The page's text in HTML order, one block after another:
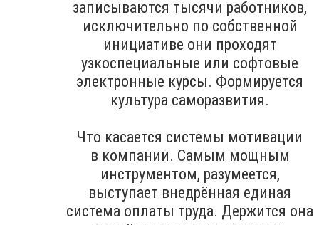
записываются тысячи работников,
исключительно по собственной
инициативе они проходят
узкоспециальные или софтовые
электронные курсы. Формируется
культура саморазвития.
Что касается системы мотивации
в компании. Самым мощным
инструментом, разумеется,
выступает внедрённая единая
система оплаты труда. Держится она